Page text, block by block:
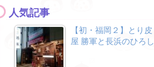
人気記事
【初・福岡２】とり皮
屋 勝軍と長浜のひろし